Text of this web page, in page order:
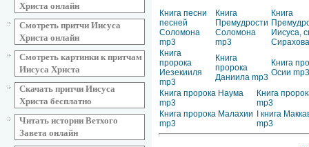
Христа онлайн
Смотреть притчи Иисуса
Христа онлайн
Смотреть картинки к притчам
Иисуса Христа
Скачать притчи Иисуса
Христа бесплатно
Читать истории Ветхого
Завета онлайн
Книга песни
песней
Соломона
mp3
Книга
Премудрости
Соломона
mp3
Книга
Иисуса,
Книга
пророка
Иезекииля
mp3
Книга
пророка
Даниила mp3
Книга
Осии mp3
Книга пророка Наума
mp3
Книга
mp3
Книга пророка Малахии
mp3
I книга
mp3